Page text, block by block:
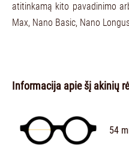
atitinkamą kito pavadinimo
Max, Nano Basic, Nano
Informacija apie šį akinių
54